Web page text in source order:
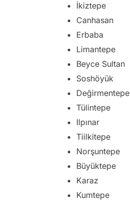
İkiztepe
Canhasan
Erbaba
Limantepe
Beyce Sultan
Soshöyük
Değirmentepe
Tülintepe
Ilpınar
Tiilkitepe
Norşuntepe
Büyüktepe
Karaz
Kumtepe